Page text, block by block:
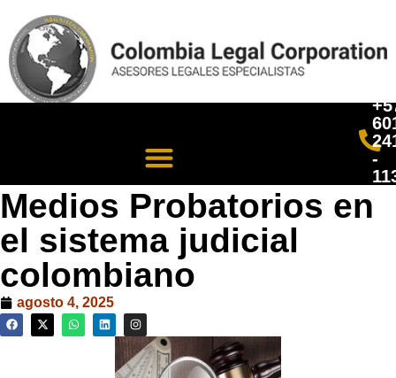
-
Medios Probatorios en
el sistema judicial
colombiano
agosto 4, 2025